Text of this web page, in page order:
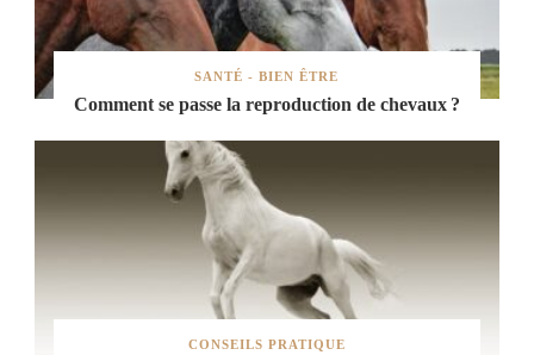
SANTÉ - BIEN ÊTRE
Comment se passe la reproduction de chevaux ?
CONSEILS PRATIQUE